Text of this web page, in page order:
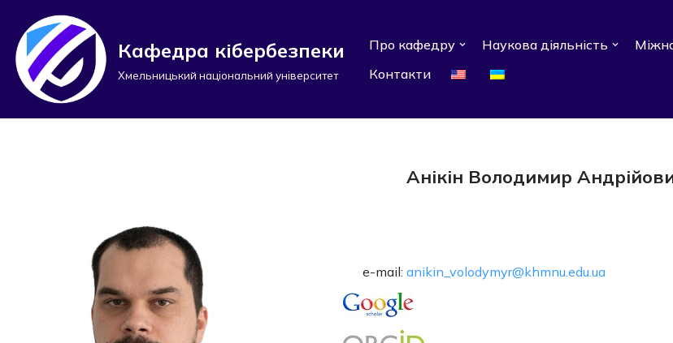
Перейти
до
вмісту
Кафедра кібербезпеки
Хмельницький національний університет
Про кафедру Наукова діяльність
Контакти
Анікін Володимир
e-mail:anikin_volodymyr@khmnu.edu.ua